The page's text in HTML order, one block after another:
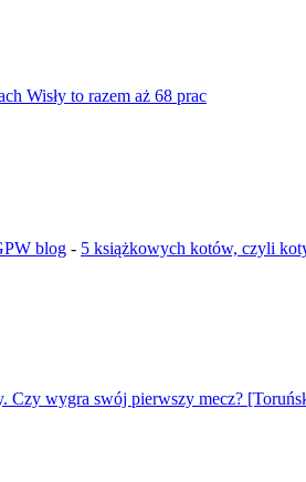
Wisły to razem aż 68 prac
blog - 5 książkowych kotów, czyli
Czy wygra swój pierwszy mecz?